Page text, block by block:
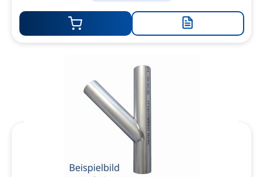
Zur